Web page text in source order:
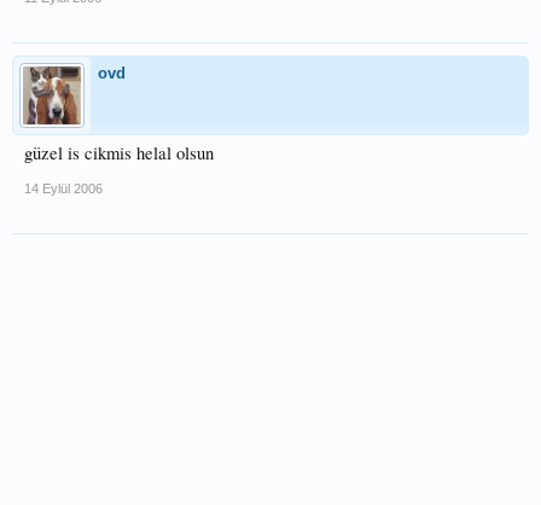
ovd
güzel is cikmis helal olsun
14 Eylül 2006